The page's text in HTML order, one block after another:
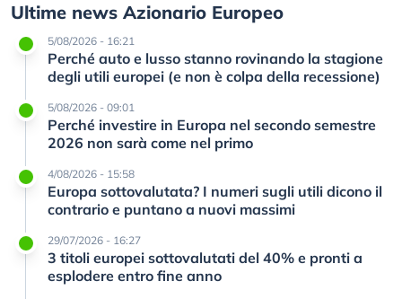
Ultime news Azionario Europeo
5/08/2026 - 16:21
Perché auto e lusso stanno rovinando la stagione
degli utili europei (e non è colpa della recessione)
5/08/2026 - 09:01
Perché investire in Europa nel secondo semestre
2026 non sarà come nel primo
4/08/2026 - 15:58
Europa sottovalutata? I numeri sugli utili dicono il
contrario e puntano a nuovi massimi
29/07/2026 - 16:27
3 titoli europei sottovalutati del 40% e pronti a
esplodere entro fine anno